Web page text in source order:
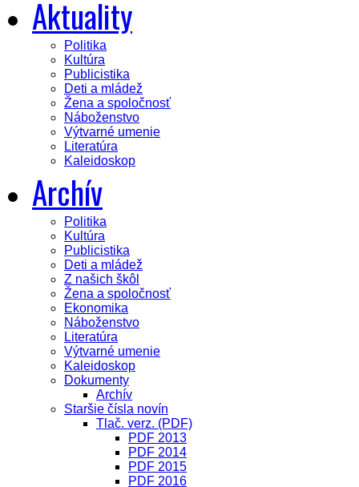
Aktuality
Politika
Kultúra
Publicistika
Deti a mládež
Žena a spoločnosť
Náboženstvo
Výtvarné umenie
Literatúra
Kaleidoskop
Archív
Politika
Kultúra
Publicistika
Deti a mládež
Z našich škôl
Žena a spoločnosť
Ekonomika
Náboženstvo
Literatúra
Výtvarné umenie
Kaleidoskop
Dokumenty
Archív
Staršie čísla novín
Tlač. verz. (PDF)
PDF 2013
PDF 2014
PDF 2015
PDF 2016